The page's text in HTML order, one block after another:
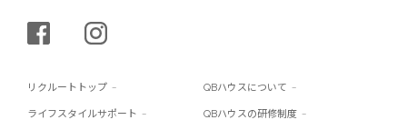
シェアする
リクルートトップ QBハウスについて
ライフスタイルサポート QBハウスの研修制度